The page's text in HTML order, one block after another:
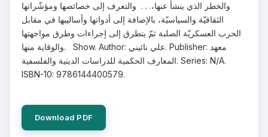
والخطر الذي ينشأ عنها،. . . والتعرف إلى خصائصها ومؤشّراتها
الثقافيّة والسياسيّة، بالإضافة إلى أدواتها وأساليبها في مقابل
الحرب العسكريّة الصلبة ثمّ يتطرق إلى إجراءات وطرق مواجهتها
والوقاية منها. Show. Author: علي نائيني. Publisher: معهد
المعارف الحكمية للدراسات الدينية والفلسفية. Series: N/A.
ISBN-10: 9786144400579.
Download PDF